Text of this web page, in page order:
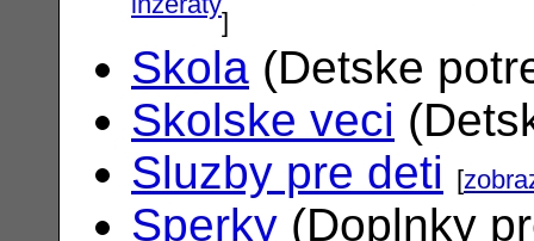
inzeráty]
Skola (Detske
Skolske veci
Sluzby pre deti [
Sperky (Doplnky